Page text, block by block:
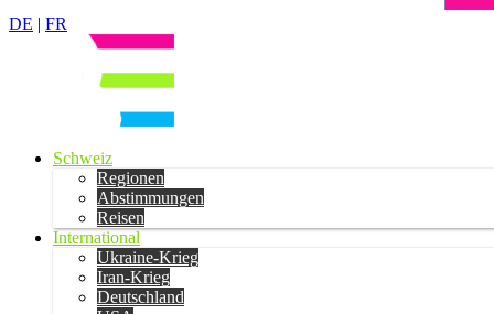
DE | FR
Schweiz
Regionen
Abstimmungen
Reisen
International
Ukraine-Krieg
Iran-Krieg
Deutschland